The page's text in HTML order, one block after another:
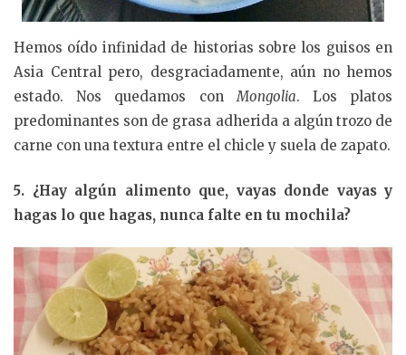
Hemos oído infinidad de historias sobre los guisos en
Asia Central pero, desgraciadamente, aún no hemos
estado. Nos quedamos conMongolia. Los platos
predominantes son de grasa adherida a algún trozo de
carne con una textura entre el chicle y suela de zapato.
5. ¿Hay algún alimento que, vayas donde vayas y
hagas lo que hagas, nunca falte en tu mochila?